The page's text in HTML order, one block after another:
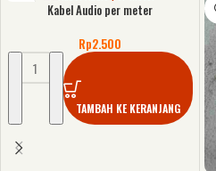
Kabel Audio per meter
Rp2.500
TAMBAH KE KERANJANG